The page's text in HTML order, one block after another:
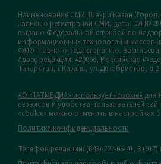
Наименование СМИ: Шахри Казан (Город
Запись о регистрации СМИ, дата: ЭЛ № ФС
выдано Федеральной службой по
информационных технологий и
ФИО главного редактора: и.о.
Адрес редакции: 420066, Российская
Татарстан, г.Казань, ул.Декабристов, д.2
АО «ТАТМЕДИА» использует «cookie» для
сервисов и удобства пользователей
«cookie» можно отменить в настройках
Политика конфиденциальности
Телефон редакции: (843) 222-05-41, 8 (917)